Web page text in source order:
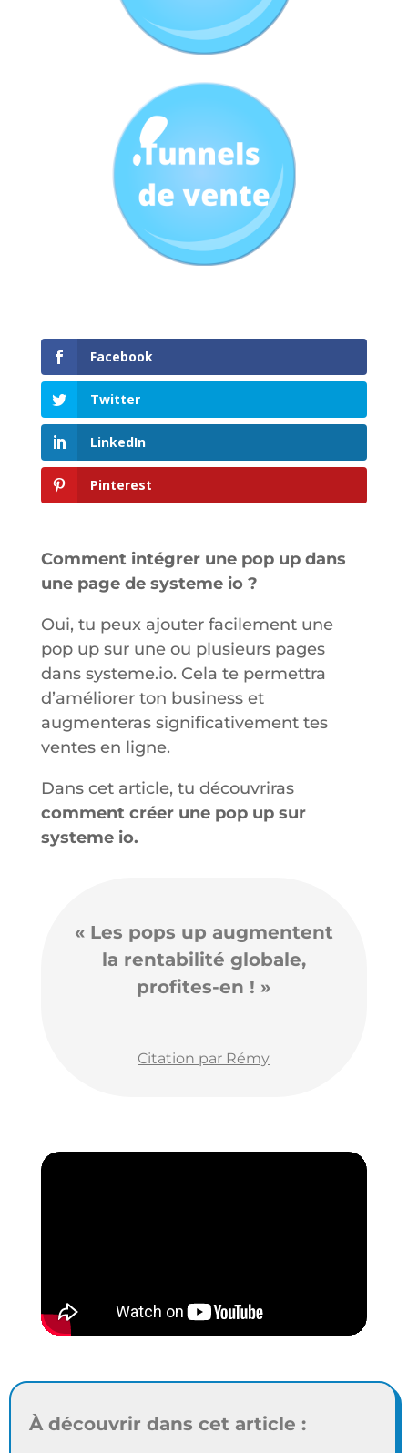
Facebook
Twitter
LinkedIn
Pinterest
Comment intégrer une pop up dans
une page de systeme io ?
Oui, tu peux ajouter facilement une
pop up sur une ou plusieurs pages
dans systeme.io. Cela te permettra
d’améliorer ton business et
augmenteras significativement tes
ventes en ligne.
Dans cet article, tu découvriras
comment créer une pop up sur
systeme io.
« Les pops up augmentent
la rentabilité globale,
profites-en ! »
Citation par Rémy
À découvrir dans cet article :